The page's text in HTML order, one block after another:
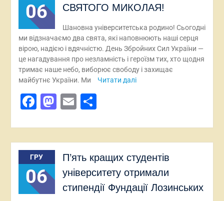
06
СВЯТОГО МИКОЛАЯ!
Шановна університетська родино! Сьогодні
ми відзначаємо два свята, які наповнюють наші серця
вірою, надією і вдячністю. День Збройних Сил України —
це нагадування про незламність і героїзм тих, хто щодня
тримає наше небо, виборює свободу і захищає
майбутнє України. Ми
Читати далі
Facebook
Mastodon
EmailПоділитися
ГРУ
06
П’ять кращих студентів
університету отримали
стипендії Фундації Лозинських